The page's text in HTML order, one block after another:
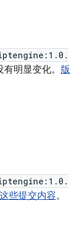
明显变化。 版
些提交内容。